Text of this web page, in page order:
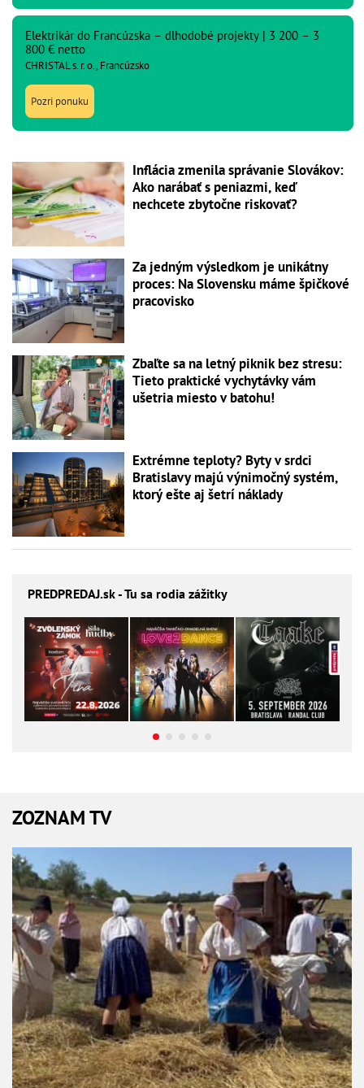
Elektrikár do Francúzska – dlhodobé projekty | 3 200 – 3
800 € netto
CHRISTAL s. r. o., Francúzsko
Pozri ponuku
Inflácia zmenila správanie Slovákov:
Ako narábať s peniazmi, keď
nechcete zbytočne riskovať?
Za jedným výsledkom je unikátny
proces: Na Slovensku máme špičkové
pracovisko
Zbaľte sa na letný piknik bez stresu:
Tieto praktické vychytávky vám
ušetria miesto v batohu!
Extrémne teploty? Byty v srdci
Bratislavy majú výnimočný systém,
ktorý ešte aj šetrí náklady
PREDPREDAJ.sk - Tu sa rodia zážitky
ZOZNAM TV